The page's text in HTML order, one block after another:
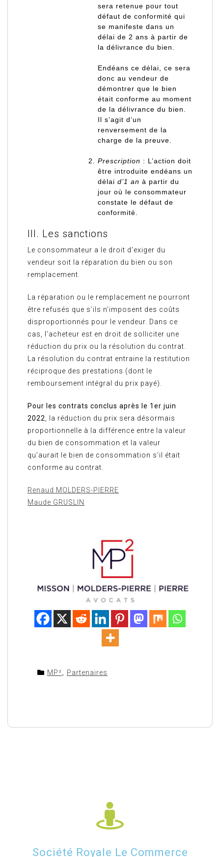
sera retenue pour tout
défaut de conformité qui
se manifeste dans un
délai de 2 ans à partir de
la délivrance du bien.
Endéans ce délai, ce sera
donc au vendeur de
démontrer que le bien
était conforme au moment
de la délivrance du bien.
Il s’agit d’un
renversement de la
charge de la preuve.
Prescription : L’action doit
être introduite endéans un
délai d’1 an à partir du
jour où le consommateur
constate le défaut de
conformité.
III. Les sanctions
Le consommateur a le droit d’exiger du
vendeur soit la réparation du bien ou son
remplacement.
La réparation ou le remplacement ne pourront
être refusés que s’ils n’imposent des coûts
disproportionnés pour le vendeur. Dans ce
cas, l’acheteur est en droit de solliciter une
réduction du prix ou la résolution du contrat.
La résolution du contrat entraine la restitution
réciproque des prestations (dont le
remboursement intégral du prix payé).
Pour les contrats conclus après le 1er juin
2022
, la réduction du prix sera désormais
proportionnelle à la différence entre la valeur
du bien de consommation et la valeur
qu’aurait le bien de consommation s’il était
conforme au contrat.
Renaud MOLDERS-PIERRE
Maude GRUSLIN
MP² Partenaires
Société Royale Le Commerce